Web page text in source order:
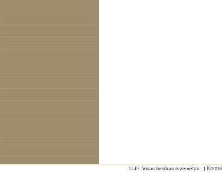
© JP. Visas tiesības rezervētas. |